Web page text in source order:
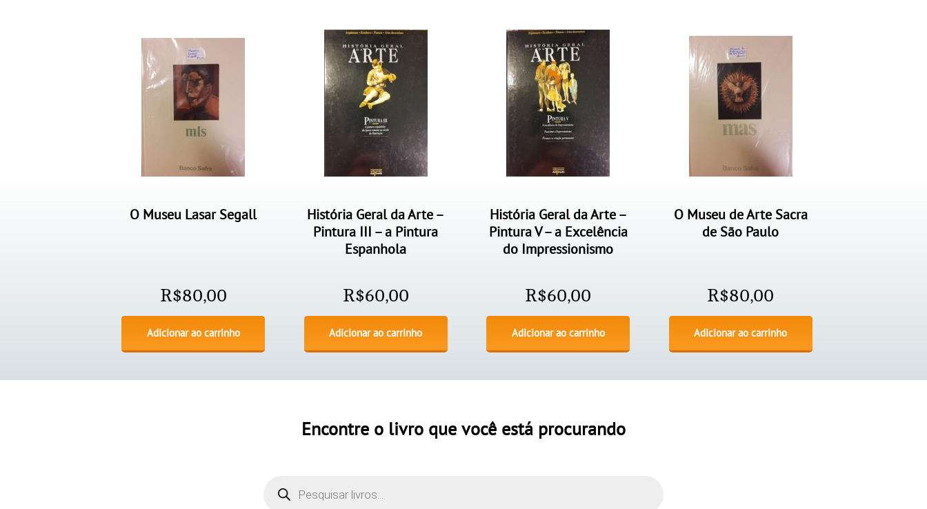
O Museu Lasar Segall
R$80,00
Adicionar ao carrinho
História Geral da Arte –
Pintura III – a Pintura
Espanhola
R$60,00
Adicionar ao carrinho
História Geral da Arte –
Pintura V – a Excelência
do Impressionismo
R$60,00
Adicionar ao carrinho
O Museu de Arte Sacra
de São Paulo
R$80,00
Adicionar ao carrinho
Encontre o livro que você está procurando